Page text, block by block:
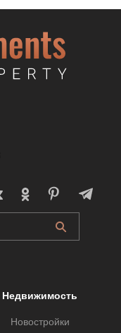
Недвижимость
Новостройки